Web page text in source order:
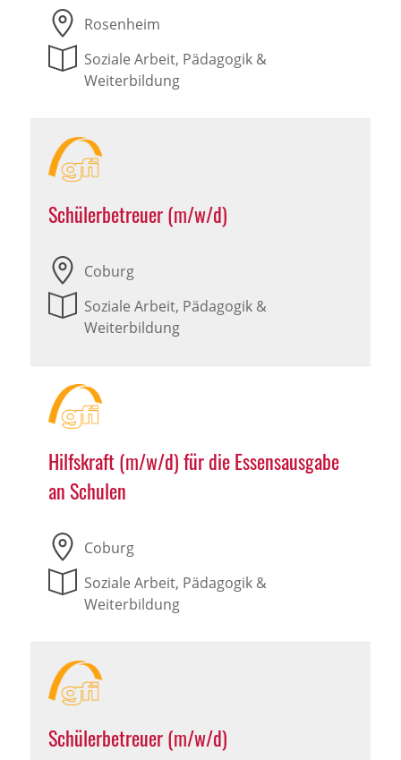
Rosenheim
Soziale Arbeit, Pädagogik &
Weiterbildung
Schülerbetreuer (m/w/d)
Coburg
Soziale Arbeit, Pädagogik &
Weiterbildung
Hilfskraft (m/w/d) für die Essensausgabe
an Schulen
Coburg
Soziale Arbeit, Pädagogik &
Weiterbildung
Schülerbetreuer (m/w/d)